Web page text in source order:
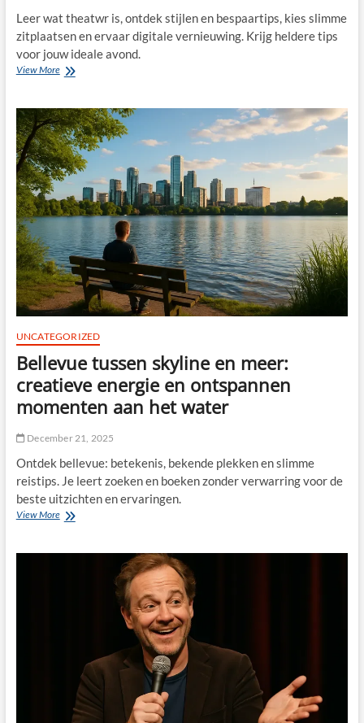
Leer wat theatwr is, ontdek stijlen en bespaartips, kies slimme
zitplaatsen en ervaar digitale vernieuwing. Krijg heldere tips
voor jouw ideale avond.
View MoreOntdek
van
theater:
live
beleving,
vernieuwende
voorstellingen
en
de
van
nu
UNCATEGORIZED
Bellevue tussen skyline en meer:
creatieve energie en ontspannen
momenten aan het water
December 21, 2025
Ontdek bellevue: betekenis, bekende plekken en slimme
reistips. Je leert zoeken en boeken zonder verwarring voor de
beste uitzichten en ervaringen.
View MoreBellevue
en
water